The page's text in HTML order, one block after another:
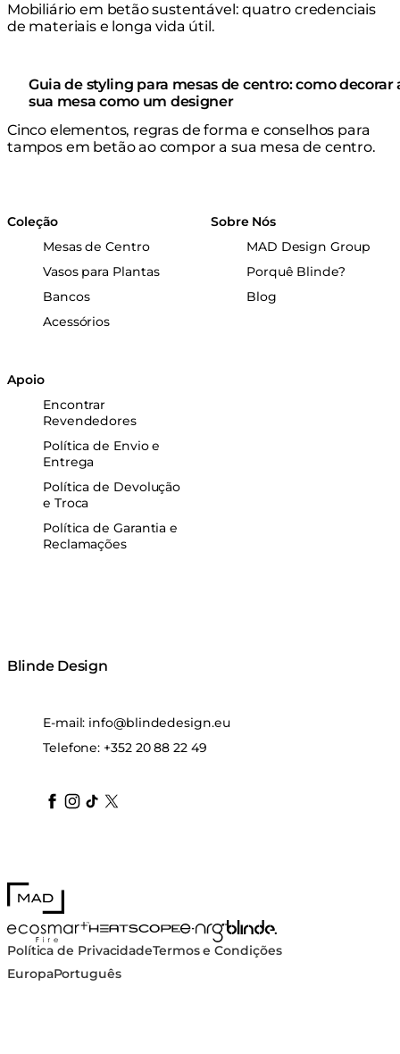
Mobiliário em betão sustentável: quatro credenciais
de materiais e longa vida útil.
Guia de styling para mesas de centro: como decorar
sua mesa como um designer
Cinco elementos, regras de forma e conselhos para
tampos em betão ao compor a sua mesa de centro.
Coleção
Mesas de Centro
Vasos para Plantas
Bancos
Acessórios
Sobre Nós
MAD Design Group
Porquê Blinde?
Blog
Apoio
Encontrar
Revendedores
Política de Envio e
Entrega
Política de Devolução
e Troca
Política de Garantia e
Reclamações
Blinde Design
E-mail: info@blindedesign.eu
Telefone: +352 20 88 22 49
blindedesign
blindedesign
blindedesign
blinde-design
blindedesign
MAD Design
EcoSmart FireHEATSCOPE® Heaters
e-NRG Bioethanol
Blinde Design
Política de PrivacidadeTermos e Condições
EuropaPortuguês